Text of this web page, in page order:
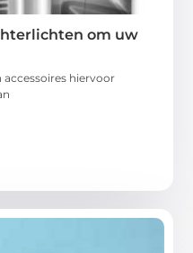
om uw
accessoires hiervoor